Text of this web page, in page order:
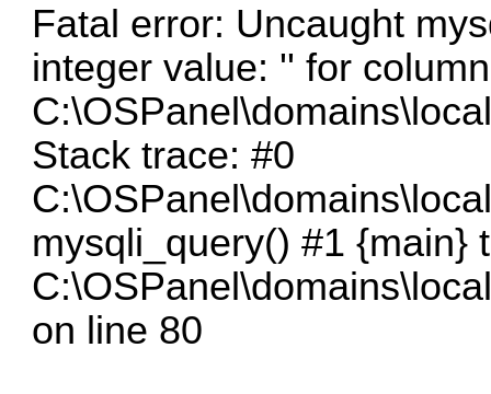
Fatal error: Uncaught
integer value: '' for
Stack trace: #0
mysqli_query() #1 {main}
on line 80